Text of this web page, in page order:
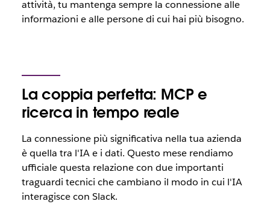
attività, tu mantenga sempre la connessione alle
informazioni e alle persone di cui hai più bisogno.
La coppia perfetta: MCP e
ricerca in tempo reale
La connessione più significativa nella tua azienda
è quella tra l'IA e i dati. Questo mese rendiamo
ufficiale questa relazione con due importanti
traguardi tecnici che cambiano il modo in cui l'IA
interagisce con Slack.